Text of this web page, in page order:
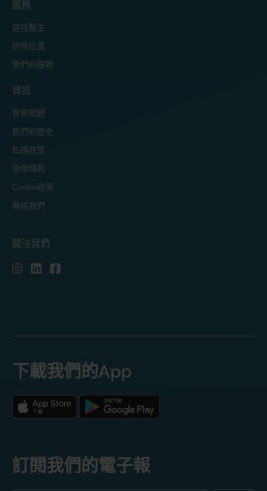
服務
尋找醫生
診所位置
我們的服務
資訊
常見問題
我們的歷史
私隱政策
使用條款
Cookie政策
聯絡我們
關注我們
下載我們的App
訂閱我們的電子報